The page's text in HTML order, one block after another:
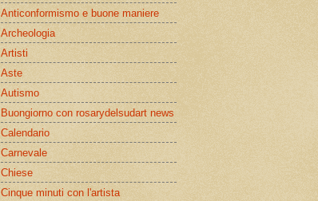
Anticonformismo e buone maniere
Archeologia
Artisti
Aste
Autismo
Buongiorno con rosarydelsudart news
Calendario
Carnevale
Chiese
Cinque minuti con l'artista